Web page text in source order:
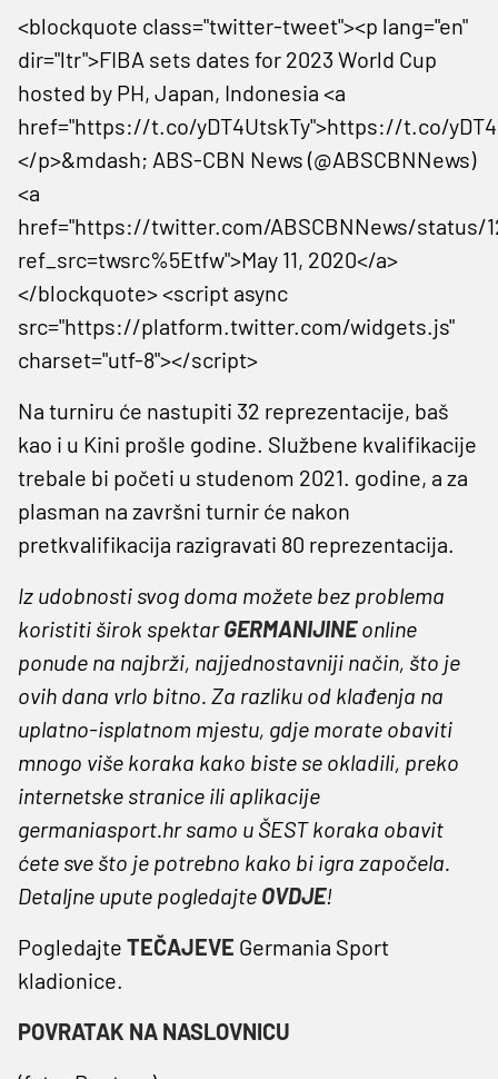
<blockquote class="twitter-tweet"><p lang="en"
dir="ltr">FIBA sets dates for 2023 World Cup
hosted by PH, Japan, Indonesia <a
href="https://t.co/yDT4UtskTy">https://t.co/
</p>&mdash; ABS-CBN News (@ABSCBNNews)
<a
href="https://twitter.com/ABSCBNNews/status/
ref_src=twsrc%5Etfw">May 11, 2020</a>
</blockquote> <script async
src="https://platform.twitter.com/widgets.js"
charset="utf-8"></script>
Na turniru će nastupiti 32 reprezentacije, baš
kao i u Kini prošle godine. Službene kvalifikacije
trebale bi početi u studenom 2021. godine, a za
plasman na završni turnir će nakon
pretkvalifikacija razigravati 80 reprezentacija.
Iz udobnosti svog doma možete bez problema
koristiti širok spektarGERMANIJINEonline
ponude na najbrži, najjednostavniji način, što je
ovih dana vrlo bitno. Za razliku od klađenja na
uplatno-isplatnom mjestu, gdje morate obaviti
mnogo više koraka kako biste se okladili, preko
internetske stranice ili aplikacije
germaniasport.hr samo u ŠEST koraka obavit
ćete sve što je potrebno kako bi igra započela.
Detaljne upute pogledajte OVDJE!
Pogledajte TEČAJEVE Germania Sport
kladionice.
POVRATAK NA NASLOVNICU